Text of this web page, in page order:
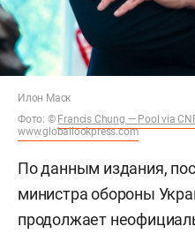
Илон Маск
Фото: © Francis Chung — Pool via
www.globallookpress.com
По данным издания,
министра обороны
продолжает